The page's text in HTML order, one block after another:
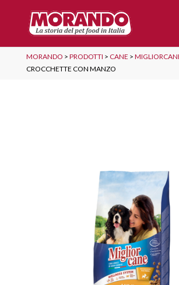
MORANDO > PRODOTTI > CANE >
CROCCHETTE CON MANZO